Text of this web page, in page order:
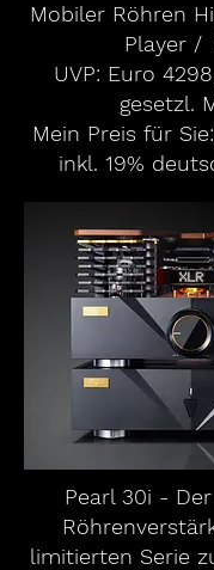
Mobiler Röhren
Player /
UVP: Euro
gesetzl.
Mein Preis für
inkl. 19%
Pearl 30i -
limitierten Serie